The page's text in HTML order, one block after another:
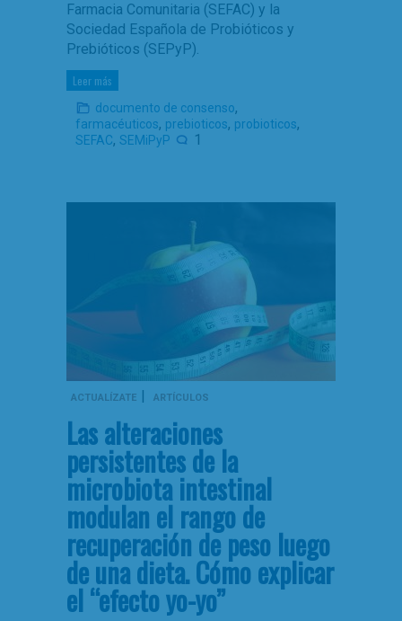
Farmacia Comunitaria (SEFAC) y la
Sociedad Española de Probióticos y
Prebióticos (SEPyP).
Leer más
documento de consenso,
farmacéuticos, prebioticos, probioticos,
SEFAC, SEMiPyP 1
ACTUALÍZATE | ARTÍCULOS
Las alteraciones
persistentes de la
microbiota intestinal
modulan el rango de
recuperación de peso luego
de una dieta. Cómo explicar
el “efecto yo-yo”